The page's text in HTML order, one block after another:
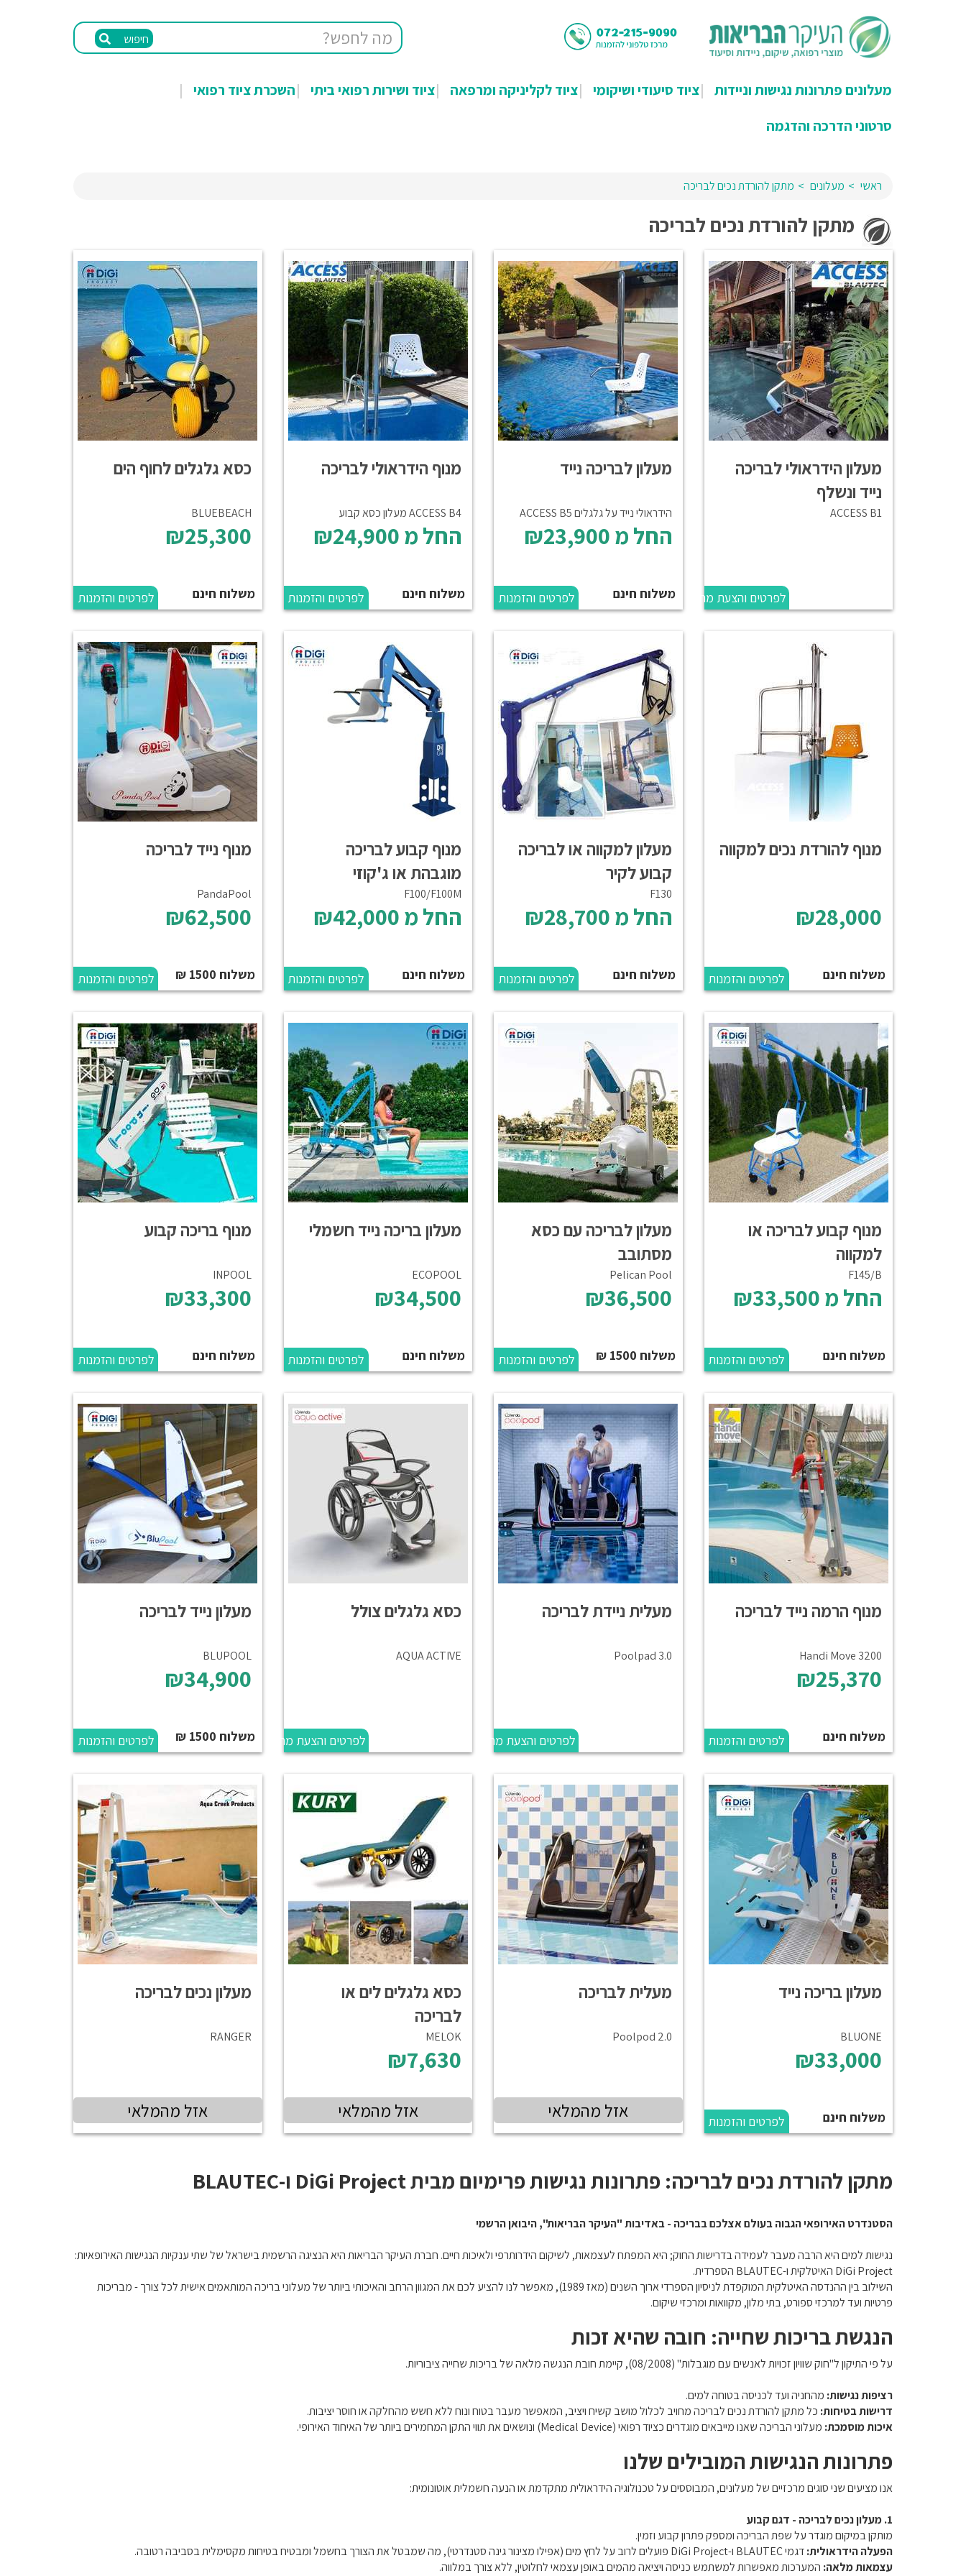
חיפוש
מעלונים פתרונות נגישות וניידות ציוד סיעודי ושיקומי ציוד לקליניקה ומרפאה ציוד ושירות רפואי ביתי
השכרת ציוד רפואי
סרטוני הדרכה והדגמה
ראשי מעלונים מתקן להורדת נכים לבריכה
מתקן להורדת נכים לבריכה
מעלון הידראולי לבריכה
נייד ונשלף
ACCESS B1
לפרטים והצעת מחיר
מעלון לבריכה נייד
הידראולי נייד על גלגלים ACCESS B5
החל מ
משלוח חינם לפרטים והזמנות
מנוף הידראולי לבריכה
ACCESS B4 מעלון כסא קבוע
החל מ
משלוח חינם לפרטים והזמנות
כסא גלגלים לחוף הים
BLUEBEACH
₪25,300
משלוח חינם לפרטים והזמנות
מנוף להורדת נכים למקווה
₪28,000
משלוח חינם לפרטים והזמנות
מעלון למקווה או לבריכה
קבוע לקיר
F130
החל מ
משלוח חינם לפרטים והזמנות
מנוף קבוע לבריכה
מוגבהת או ג'קוזי
F100/F100M
החל מ
משלוח חינם לפרטים והזמנות
מנוף נייד לבריכה
PandaPool
₪62,500
משלוח 1500 ₪ לפרטים והזמנות
מנוף קבוע לבריכה או
למקווה
F145/B
החל מ
משלוח חינם לפרטים והזמנות
מעלון לבריכה עם כסא
מסתובב
Pelican Pool
₪36,500
משלוח 1500 ₪ לפרטים והזמנות
מעלון בריכה נייד חשמלי
ECOPOOL
₪34,500
משלוח חינם לפרטים והזמנות
מנוף בריכה קבוע
INPOOL
₪33,300
משלוח חינם לפרטים והזמנות
מנוף הרמה נייד לבריכה
Handi Move 3200
₪25,370
משלוח חינם לפרטים והזמנות
מעלית ניידת לבריכה
Poolpad 3.0
לפרטים והצעת מחיר
כסא גלגלים צולל
AQUA ACTIVE
לפרטים והצעת מחיר
מעלון נייד לבריכה
BLUPOOL
₪34,900
משלוח 1500 ₪ לפרטים והזמנות
מעלון בריכה נייד
BLUONE
₪33,000
משלוח חינם לפרטים והזמנות
מעלית לבריכה
Poolpod 2.0
אזל מהמלאי
כסא גלגלים לים או
לבריכה
MELOK
₪7,630
אזל מהמלאי
מעלון נכים לבריכה
RANGER
אזל מהמלאי
מתקן להורדת נכים לבריכה: פתרונות נגישות פרימיום מבית DiGi Project ו-BLAUTEC
הסטנדרט האירופאי הגבוה בעולם אצלכם בבריכה - באדיבות "העיקר הבריאות", היבואן הרשמי
נגישות למים היא הרבה מעבר לעמידה בדרישות החוק; היא המפתח לעצמאות, לשיקום הידרותרפי ולאיכות חיים. חברת העיקר הבריאות היא הנציגה הרשמית בישראל של שתי ענקיות הנגישות האירופאיות:
DiGi Project האיטלקית ו-BLAUTEC הספרדית.
השילוב בין ההנדסה האיטלקית המוקפדת לניסיון הספרדי ארוך השנים (מאז 1989), מאפשר לנו להציע לכם את המגוון הרחב והאיכותי ביותר של מעלוני בריכה המותאמים אישית לכל צורך - מבריכות
פרטיות ועד למרכזי ספורט, בתי מלון, מקוואות ומרכזי שיקום.
הנגשת בריכות שחייה: חובה שהיא זכות
על פי התיקון ל"חוק שוויון זכויות לאנשים עם מוגבלות" (08/2008), קיימת חובת הנגשה מלאה של בריכות שחייה ציבוריות.
רציפות נגישות: מהחניה ועד לכניסה בטוחה למים.
דרישות בטיחות: כל מתקן להורדת נכים לבריכה מחויב לכלול מושב קשיח ויציב, המאפשר מעבר בטוח ונוח ללא חשש מהחלקה או חוסר יציבות.
איכות מוסמכת: מעלוני הבריכה שאנו מייבאים מוגדרים כציוד רפואי (Medical Device) ונושאים את תווי התקן המחמירים ביותר של האיחוד האירופי.
פתרונות הנגישות המובילים שלנו
אנו מציעים שני סוגים מרכזיים של מעלונים, המבוססים על טכנולוגיה הידראולית מתקדמת או הנעה חשמלית אוטונומית:
1. מעלון נכים לבריכה - דגם קבוע
מותקן במיקום מוגדר על שפת הבריכה ומספק פתרון קבוע וזמין.
הפעלה הידראולית:דגמי BLAUTEC ו-DiGi Project פועלים לרוב על לחץ מים (אפילו מצינור גינה סטנדרטי), מה שמבטל את הצורך בחשמל ומבטיח בטיחות מקסימלית בסביבה רטובה.
עצמאות מלאה: המערכות מאפשרות למשתמש כניסה ויציאה מהמים באופן עצמאי לחלוטין, ללא צורך במלווה.